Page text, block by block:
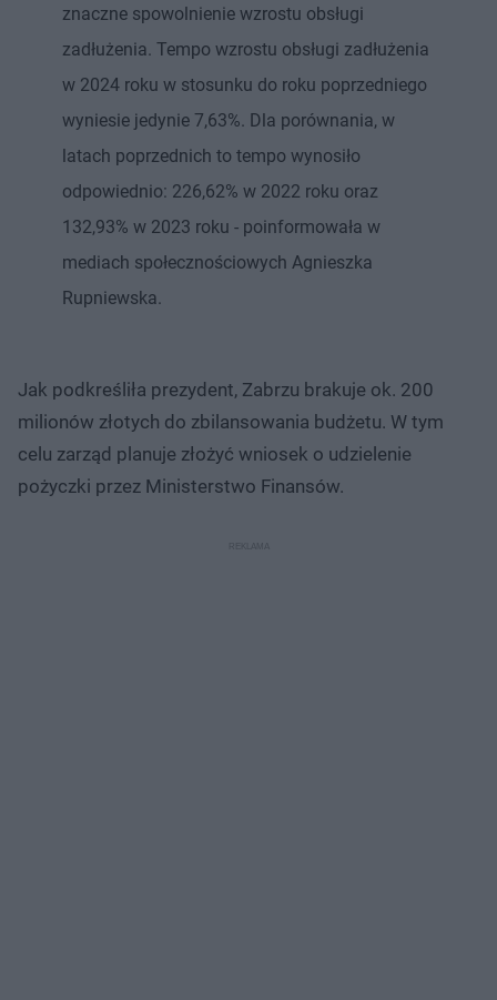
znaczne spowolnienie wzrostu obsługi
zadłużenia. Tempo wzrostu obsługi zadłużenia
w 2024 roku w stosunku do roku poprzedniego
wyniesie jedynie 7,63%. Dla porównania, w
latach poprzednich to tempo wynosiło
odpowiednio: 226,62% w 2022 roku oraz
132,93% w 2023 roku - poinformowała w
mediach społecznościowych Agnieszka
Rupniewska.
Jak podkreśliła prezydent, Zabrzu brakuje ok. 200
milionów złotych do zbilansowania budżetu. W tym
celu zarząd planuje złożyć wniosek o udzielenie
pożyczki przez Ministerstwo Finansów.